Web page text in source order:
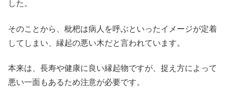
した。
そのことから、枇杷は病人を呼ぶといったイメージが定着
してしまい、縁起の悪い木だと言われています。
本来は、長寿や健康に良い縁起物ですが、捉え方によって
悪い一面もあるため注意が必要です。